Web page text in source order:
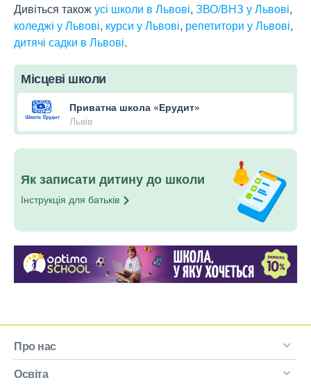
Дивіться такожусі школи в Львові, ЗВО/ВНЗ у Львові,
коледжі у Львові, курси у Львові, репетитори у Львові,
дитячі садки в Львові.
Місцеві школи
Приватна школа «Ерудит»
Львів
Як записати дитину до школи
Інструкція для батьків
Про нас
Освіта